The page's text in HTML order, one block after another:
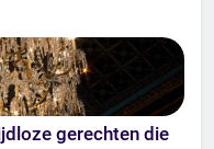
gerechten die